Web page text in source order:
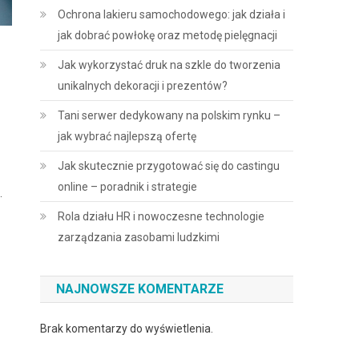
Ochrona lakieru samochodowego: jak działa i
jak dobrać powłokę oraz metodę pielęgnacji
Jak wykorzystać druk na szkle do tworzenia
unikalnych dekoracji i prezentów?
Tani serwer dedykowany na polskim rynku –
jak wybrać najlepszą ofertę
Jak skutecznie przygotować się do castingu
online – poradnik i strategie
Rola działu HR i nowoczesne technologie
zarządzania zasobami ludzkimi
NAJNOWSZE KOMENTARZE
Brak komentarzy do wyświetlenia.